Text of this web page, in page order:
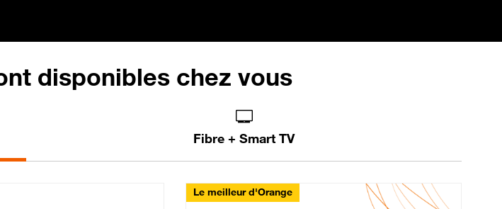
disponibles chez vous
Fibre + Smart TV
Le meilleur d'Orange